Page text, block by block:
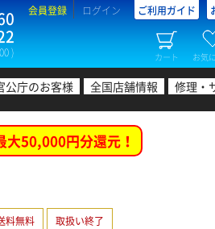
)
会員登録 ログイン ご利用ガイド
カート お気
公庁のお客様 全国店舗情報 修理・
大50,000円分還元！
料無料 取扱い終了